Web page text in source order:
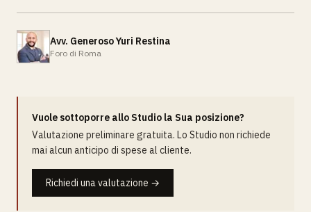
Avv. Generoso Yuri Restina
Foro di Roma
Vuole sottoporre allo Studio la Sua posizione?
Valutazione preliminare gratuita. Lo Studio non richiede
mai alcun anticipo di spese al cliente.
Richiedi una valutazione →